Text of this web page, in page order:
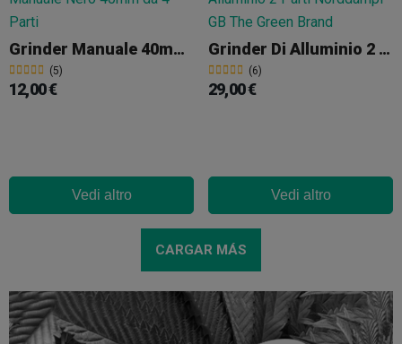
Grinder Manuale 40mm Da 4 Parti
(5)
12,00 €
Vedi altro
Grinder Di Alluminio 2 Parti Norddampf
(6)
29,00 €
Vedi altro
CARGAR MÁS